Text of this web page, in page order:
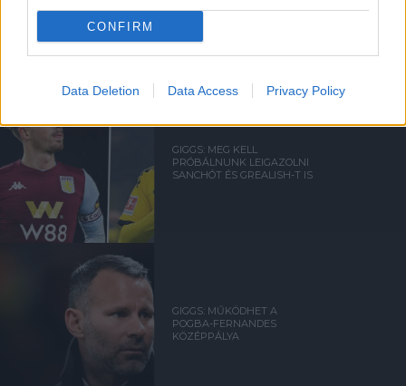
CONFIRM
Data Deletion Data Access Privacy Policy
KÖVETKEZŐ PL GYŐZELEMIG
GIGGS: MEG KELL
PRÓBÁLNUNK LEIGAZOLNI
SANCHÓT ÉS GREALISH-T IS
GIGGS: MŰKÖDHET A
POGBA-FERNANDES
KÖZÉPPÁLYA